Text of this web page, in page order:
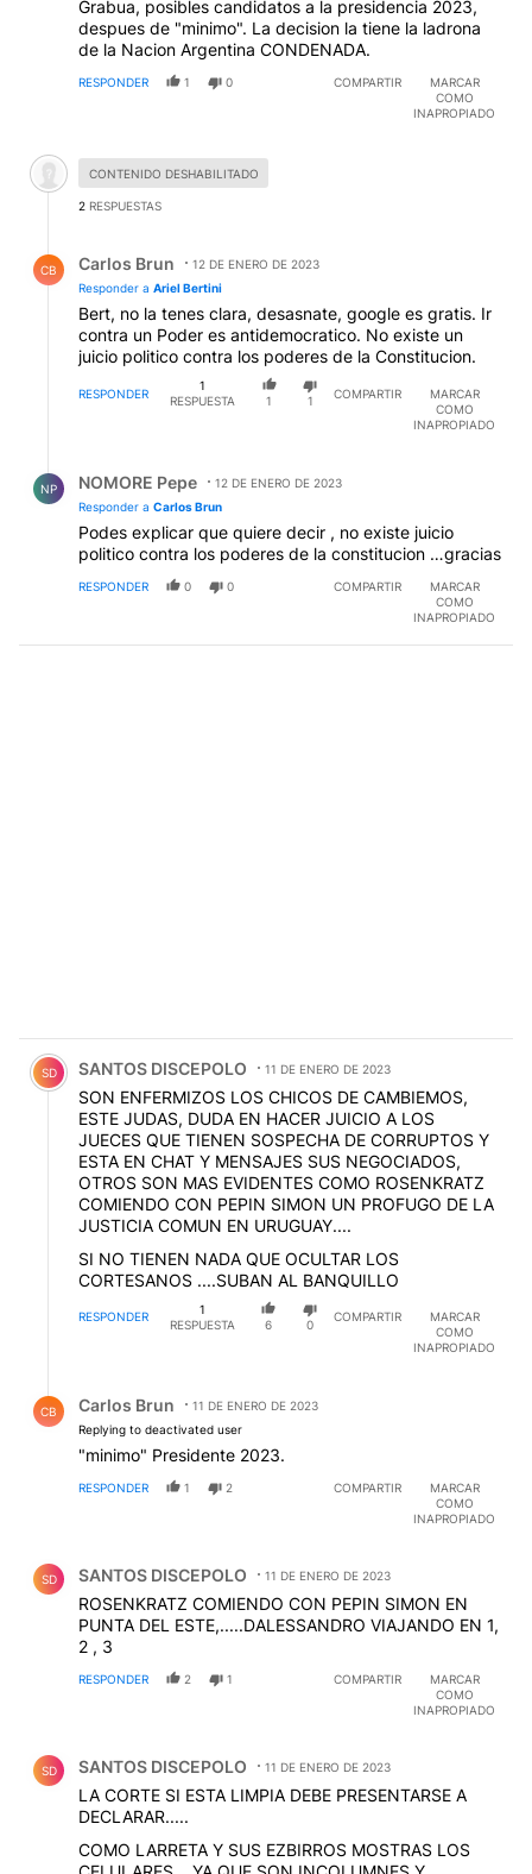
Grabua, posibles candidatos a la presidencia 2023,
despues de "minimo". La decision la tiene la ladrona
de la Nacion Argentina CONDENADA.
RESPONDER 1 0 COMPARTIR
MARCAR
COMO
INAPROPIADO
Comentario desactivado.
CONTENIDO DESHABILITADO
2 RESPUESTAS
CB Carlos Brun
12 DE ENERO DE 2023
Responder a Ariel Bertini
Bert, no la tenes clara, desasnate, google es gratis. Ir
contra un Poder es antidemocratico. No existe un
juicio politico contra los poderes de la Constitucion.
RESPONDER
1
RESPUESTA
1 1
COMPARTIR
MARCAR
COMO
INAPROPIADO
NP NOMORE Pepe
12 DE ENERO DE 2023
Responder a Carlos Brun
Podes explicar que quiere decir , no existe juicio
politico contra los poderes de la constitucion …gracias
RESPONDER 0 0 COMPARTIR
MARCAR
COMO
INAPROPIADO
Comentario de SANTOS DISCEPOLO.
SD SANTOS DISCEPOLO 11 DE ENERO DE 2023
SON ENFERMIZOS LOS CHICOS DE CAMBIEMOS,
ESTE JUDAS, DUDA EN HACER JUICIO A LOS
JUECES QUE TIENEN SOSPECHA DE CORRUPTOS Y
ESTA EN CHAT Y MENSAJES SUS NEGOCIADOS,
OTROS SON MAS EVIDENTES COMO ROSENKRATZ
COMIENDO CON PEPIN SIMON UN PROFUGO DE LA
JUSTICIA COMUN EN URUGUAY....
SI NO TIENEN NADA QUE OCULTAR LOS
CORTESANOS ....SUBAN AL BANQUILLO
RESPONDER
1
RESPUESTA
6 0
COMPARTIR
MARCAR
COMO
INAPROPIADO
CB Carlos Brun
11 DE ENERO DE 2023
Replying to deactivated user
"minimo" Presidente 2023.
RESPONDER 1 2 COMPARTIR
MARCAR
COMO
INAPROPIADO
SD SANTOS DISCEPOLO 11 DE ENERO DE 2023
ROSENKRATZ COMIENDO CON PEPIN SIMON EN
PUNTA DEL ESTE,.....DALESSANDRO VIAJANDO EN 1,
2 , 3
RESPONDER 2 1 COMPARTIR
MARCAR
COMO
INAPROPIADO
SD SANTOS DISCEPOLO 11 DE ENERO DE 2023
LA CORTE SI ESTA LIMPIA DEBE PRESENTARSE A
DECLARAR.....
COMO LARRETA Y SUS EZBIRROS MOSTRAS LOS